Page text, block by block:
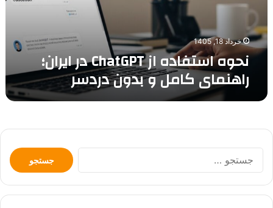
کامل
و
بدون
دردسر
خرداد 18, 1405
نحوه استفاده از ChatGPT در ایران؛
راهنمای کامل و بدون دردسر
جستجو
برای: